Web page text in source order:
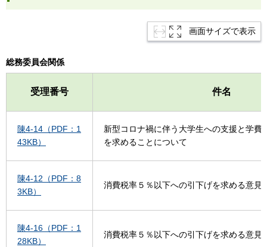
画面サイズで表示
総務委員会関係
受理番号 件名
陳4-14（PDF：1
43KB）
新型コロナ禍に伴う大学生への支援と学費
を求めることについて
陳4-12（PDF：8
3KB）
消費税率５％以下への引下げを求める意見
陳4-16（PDF：1
28KB）
消費税率５％以下への引下げを求める意見